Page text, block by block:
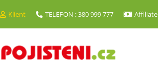
Klient TELEFON : 380 999 777 Affiliate